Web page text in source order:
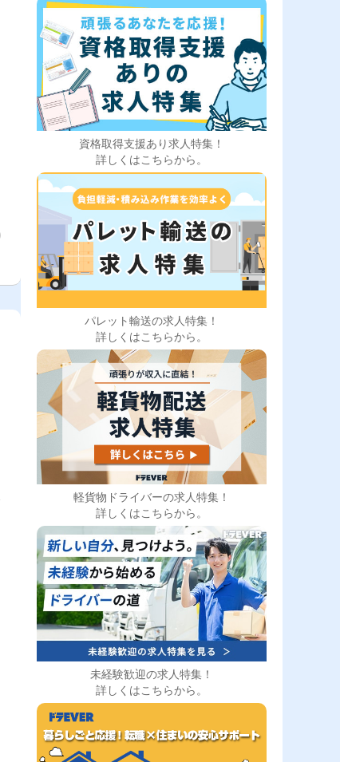
資格取得支援あり求人特集！
詳しくはこちらから。
パレット輸送の求人特集！
詳しくはこちらから。
軽貨物ドライバーの求人特集！
詳しくはこちらから。
未経験歓迎の求人特集！
詳しくはこちらから。